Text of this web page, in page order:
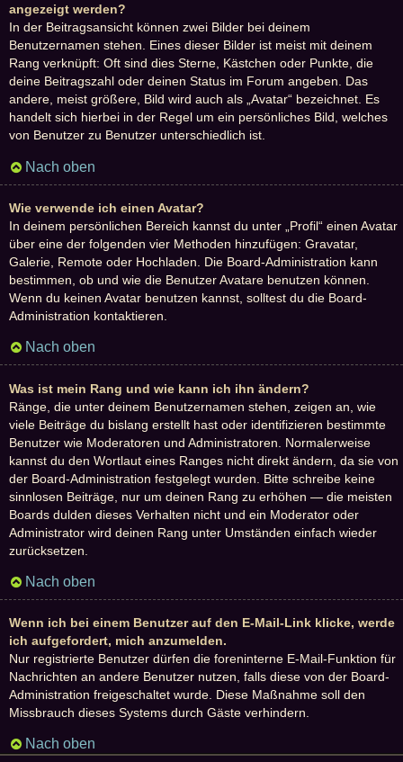
angezeigt werden?
In der Beitragsansicht können zwei Bilder bei deinem
Benutzernamen stehen. Eines dieser Bilder ist meist mit deinem
Rang verknüpft: Oft sind dies Sterne, Kästchen oder Punkte, die
deine Beitragszahl oder deinen Status im Forum angeben. Das
andere, meist größere, Bild wird auch als „Avatar“ bezeichnet. Es
handelt sich hierbei in der Regel um ein persönliches Bild, welches
von Benutzer zu Benutzer unterschiedlich ist.
Nach oben
Wie verwende ich einen Avatar?
In deinem persönlichen Bereich kannst du unter „Profil“ einen Avatar
über eine der folgenden vier Methoden hinzufügen: Gravatar,
Galerie, Remote oder Hochladen. Die Board-Administration kann
bestimmen, ob und wie die Benutzer Avatare benutzen können.
Wenn du keinen Avatar benutzen kannst, solltest du die Board-
Administration kontaktieren.
Nach oben
Was ist mein Rang und wie kann ich ihn ändern?
Ränge, die unter deinem Benutzernamen stehen, zeigen an, wie
viele Beiträge du bislang erstellt hast oder identifizieren bestimmte
Benutzer wie Moderatoren und Administratoren. Normalerweise
kannst du den Wortlaut eines Ranges nicht direkt ändern, da sie von
der Board-Administration festgelegt wurden. Bitte schreibe keine
sinnlosen Beiträge, nur um deinen Rang zu erhöhen — die meisten
Boards dulden dieses Verhalten nicht und ein Moderator oder
Administrator wird deinen Rang unter Umständen einfach wieder
zurücksetzen.
Nach oben
Wenn ich bei einem Benutzer auf den E-Mail-Link klicke, werde
ich aufgefordert, mich anzumelden.
Nur registrierte Benutzer dürfen die foreninterne E-Mail-Funktion für
Nachrichten an andere Benutzer nutzen, falls diese von der Board-
Administration freigeschaltet wurde. Diese Maßnahme soll den
Missbrauch dieses Systems durch Gäste verhindern.
Nach oben